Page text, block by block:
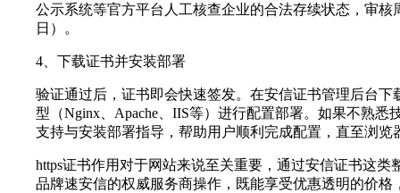
公示系统等官方平台人工核查企业的合法存续状态，审
日）。
4、下载证书并安装部署
验证通过后，证书即会快速签发。在安信证书管理后台
型（Nginx、Apache、IIS等）进行配置部署。如果不熟
支持与安装部署指导，帮助用户顺利完成配置，直至浏览
https证书作用对于网站来说至关重要，通过安信证书这
品牌速安信的权威服务商操作，既能享受优惠透明的价